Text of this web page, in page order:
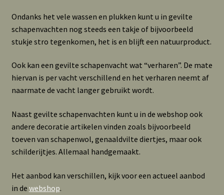
Ondanks het vele wassen en plukken kunt u in gevilte
schapenvachten nog steeds een takje of bijvoorbeeld
stukje stro tegenkomen, het is en blijft een natuurproduct.
Ook kan een gevilte schapenvacht wat “verharen”. De mate
hiervan is per vacht verschillend en het verharen neemt af
naarmate de vacht langer gebruikt wordt.
Naast gevilte schapenvachten kunt u in de webshop ook
andere decoratie artikelen vinden zoals bijvoorbeeld
toeven van schapenwol, genaaldvilte diertjes, maar ook
schilderijtjes. Allemaal handgemaakt.
Het aanbod kan verschillen, kijk voor een actueel aanbod
in de webshop.